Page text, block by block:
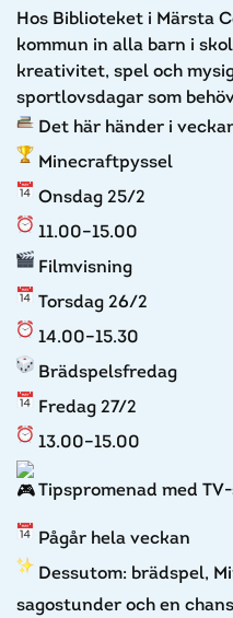
Hos Biblioteket i Märsta
kommun in alla barn i
kreativitet, spel och
sportlovsdagar som
Det här händer i
Minecraftpyssel
Onsdag 25/2
11.00–15.00
Filmvisning
Torsdag 26/2
14.00–15.30
Brädspelsfredag
Fredag 27/2
13.00–15.00
Tipspromenad med
Pågår hela veckan
Dessutom: brädspel,
sagostunder och en